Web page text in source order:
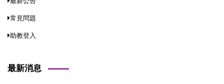
常見問題
助教登入
最新消息